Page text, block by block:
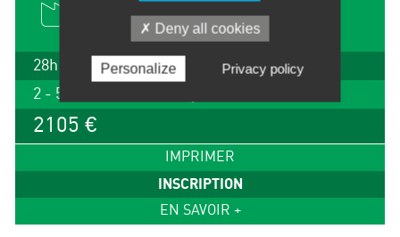
28h / 4 jours
2 - 5 novembre 2026, Lyon
2105 €
IMPRIMER
INSCRIPTION
EN SAVOIR +
Deny all cookies
Personalize Privacy policy